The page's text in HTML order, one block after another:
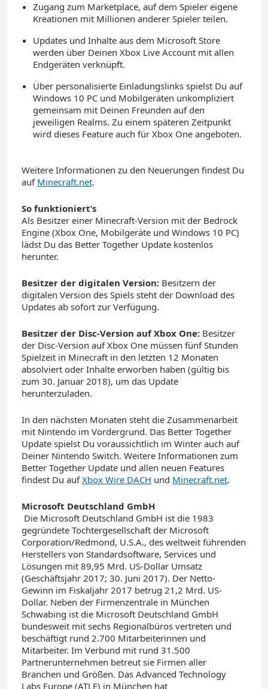
Zugang zum Marketplace, auf dem Spieler eigene
Kreationen mit Millionen anderer Spieler teilen.
Updates und Inhalte aus dem Microsoft Store
werden über Deinen Xbox Live Account mit allen
Endgeräten verknüpft.
Über personalisierte Einladungslinks spielst Du auf
Windows 10 PC und Mobilgeräten unkompliziert
gemeinsam mit Deinen Freunden auf den
jeweiligen Realms. Zu einem späteren Zeitpunkt
wird dieses Feature auch für Xbox One angeboten.
Weitere Informationen zu den Neuerungen findest Du
auf Minecraft.net.
So funktioniert’s
Als Besitzer einer Minecraft-Version mit der Bedrock
Engine (Xbox One, Mobilgeräte und Windows 10 PC)
lädst Du das Better Together Update kostenlos
herunter.
Besitzer der digitalen Version: Besitzern der
digitalen Version des Spiels steht der Download des
Updates ab sofort zur Verfügung.
Besitzer der Disc-Version auf Xbox One: Besitzer
der Disc-Version auf Xbox One müssen fünf Stunden
Spielzeit in Minecraft in den letzten 12 Monaten
absolviert oder Inhalte erworben haben (gültig bis
zum 30. Januar 2018), um das Update
herunterzuladen.
In den nächsten Monaten steht die Zusammenarbeit
mit Nintendo im Vordergrund. Das Better Together
Update spielst Du voraussichtlich im Winter auch auf
Deiner Nintendo Switch. Weitere Informationen zum
Better Together Update und allen neuen Features
findest Du aufXbox Wire DACH und Minecraft.net.
Microsoft Deutschland GmbH
Die Microsoft Deutschland GmbH ist die 1983
gegründete Tochtergesellschaft der Microsoft
Corporation/Redmond, U.S.A., des weltweit führenden
Herstellers von Standardsoftware, Services und
Lösungen mit 89,95 Mrd. US-Dollar Umsatz
(Geschäftsjahr 2017; 30. Juni 2017). Der Netto-
Gewinn im Fiskaljahr 2017 betrug 21,2 Mrd. US-
Dollar. Neben der Firmenzentrale in München
Schwabing ist die Microsoft Deutschland GmbH
bundesweit mit sechs Regionalbüros vertreten und
beschäftigt rund 2.700 Mitarbeiterinnen und
Mitarbeiter. Im Verbund mit rund 31.500
Partnerunternehmen betreut sie Firmen aller
Branchen und Größen. Das Advanced Technology
Labs Europe (ATLE) in München hat